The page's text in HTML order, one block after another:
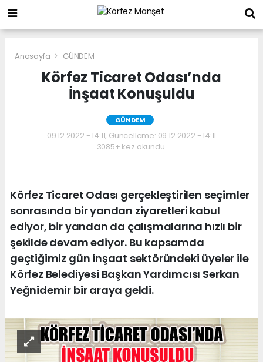
Anasayfa GÜNDEM
Körfez Ticaret Odası’nda
İnşaat Konuşuldu
GÜNDEM
09.12.2022 - 14:11, Güncelleme: 09.12.2022 - 14:11
3085+ kez okundu.
Körfez Ticaret Odası gerçekleştirilen seçimler
sonrasında bir yandan ziyaretleri kabul
ediyor, bir yandan da çalışmalarına hızlı bir
şekilde devam ediyor. Bu kapsamda
geçtiğimiz gün inşaat sektöründeki üyeler ile
Körfez Belediyesi Başkan Yardımcısı Serkan
Yeğnidemir bir araya geldi.